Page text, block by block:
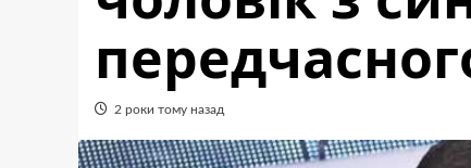
2 роки тому назад